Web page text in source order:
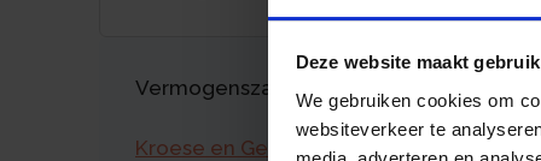
Deze website maakt
We gebruiken cookies om
websiteverkeer te
Vermogenszaken goed regelen?
Kroese en Geraerts